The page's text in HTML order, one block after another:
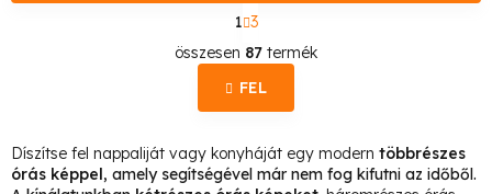
L
i
s
a
L
a
p
o
z
1 3
összesen 87 termék
FEL
Díszítse fel nappaliját vagy konyháját egy modern többrészes
órás képpel, amely segítségével már nem fog kifutni az időből.